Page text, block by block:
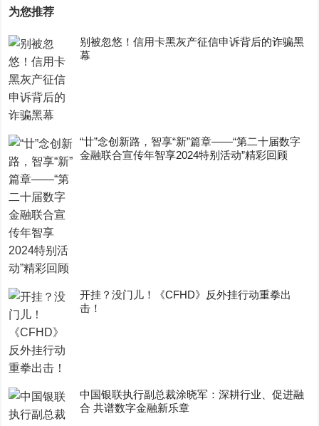
为您推荐
别被忽悠！信用卡黑灰产征信申诉背后的诈骗黑
幕
“廿”念创新路，智享“新”篇章——“第二十届数字
金融联合宣传年智享2024特别活动”精彩回顾
开挂？没门儿！《CFHD》反外挂行动重拳出
击！
中国银联执行副总裁涂晓军：深耕行业、促进融
合 共谱数字金融新乐章